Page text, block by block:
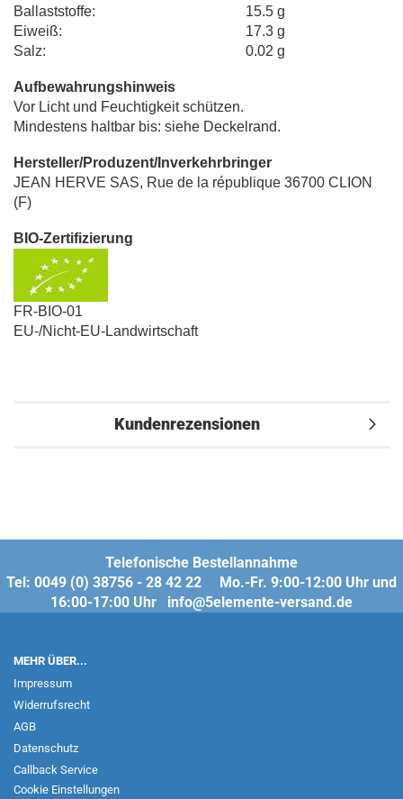
Ballaststoffe:
15.5 g
Eiweiß:
17.3 g
Salz:
0.02 g
Aufbewahrungshinweis
Vor Licht und Feuchtigkeit schützen.
Mindestens haltbar bis: siehe Deckelrand.
Hersteller/Produzent/Inverkehrbringer
JEAN HERVE SAS, Rue de la république 36700 CLION
(F)
BIO-Zertifizierung
FR-BIO-01
EU-/Nicht-EU-Landwirtschaft
Kundenrezensionen
Telefonische Bestellannahme
Tel: 0049 (0) 38756 - 28 42 22 Mo.-Fr. 9:00-12:00 Uhr und
16:00-17:00 Uhr info@5elemente-versand.de
MEHR ÜBER...
Impressum
Widerrufsrecht
AGB
Datenschutz
Callback Service
Cookie Einstellungen